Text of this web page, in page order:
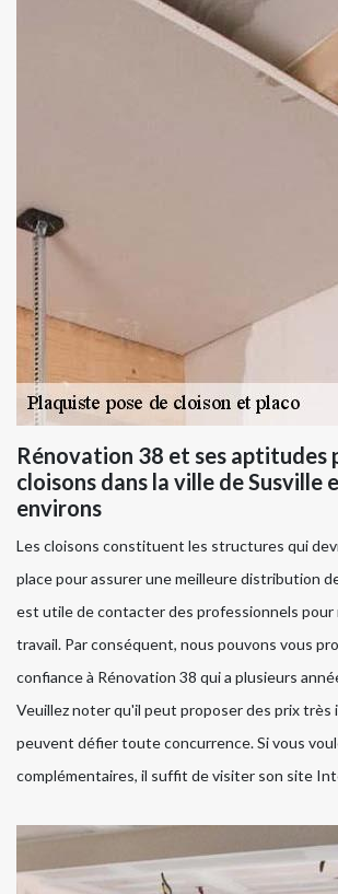
Rénovation 38 et ses aptitudes
cloisons dans la ville de Susville
environs
Les cloisons constituent les structures qui
place pour assurer une meilleure distribution
est utile de contacter des professionnels pour
travail. Par conséquent, nous pouvons vous
confiance à Rénovation 38 qui a plusieurs
Veuillez noter qu'il peut proposer des prix
peuvent défier toute concurrence. Si vous
complémentaires, il suffit de visiter son site